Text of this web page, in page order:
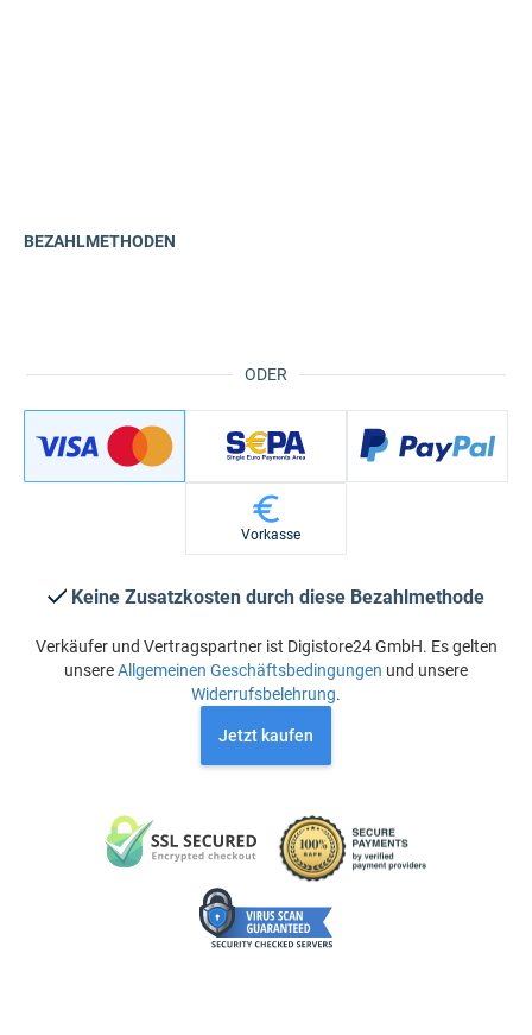
ODER
BEZAHLMETHODEN
Vorkasse
Keine Zusatzkosten durch diese Bezahlmethode
Verkäufer und Vertragspartner ist Digistore24 GmbH. Es gelten
unsereAllgemeinen Geschäftsbedingungen und unsere
Widerrufsbelehrung.
Jetzt kaufen